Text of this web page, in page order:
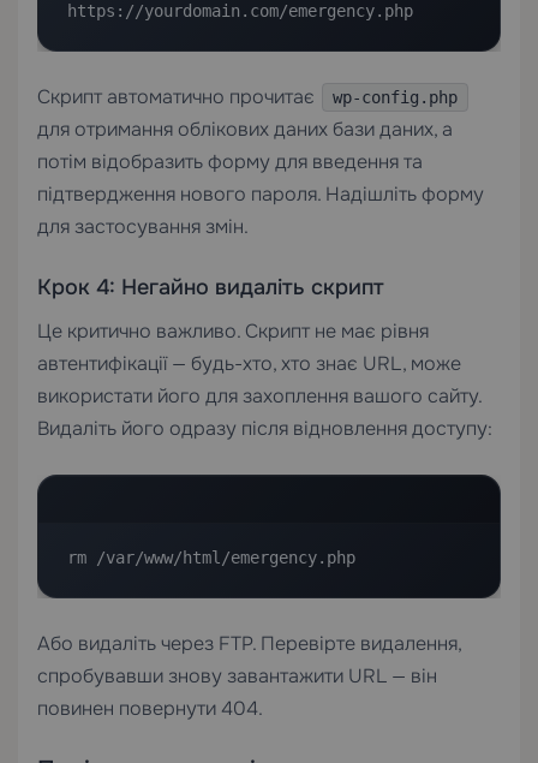
https://yourdomain.com/emergency.php
Скрипт автоматично прочитає wp-config.php
для отримання облікових даних бази даних, а
потім відобразить форму для введення та
підтвердження нового пароля. Надішліть форму
для застосування змін.
Крок 4: Негайно видаліть скрипт
Це критично важливо. Скрипт не має рівня
автентифікації — будь-хто, хто знає URL, може
використати його для захоплення вашого сайту.
Видаліть його одразу після відновлення доступу:
rm /var/www/html/emergency.php
Або видаліть через FTP. Перевірте видалення,
спробувавши знову завантажити URL — він
повинен повернути 404.